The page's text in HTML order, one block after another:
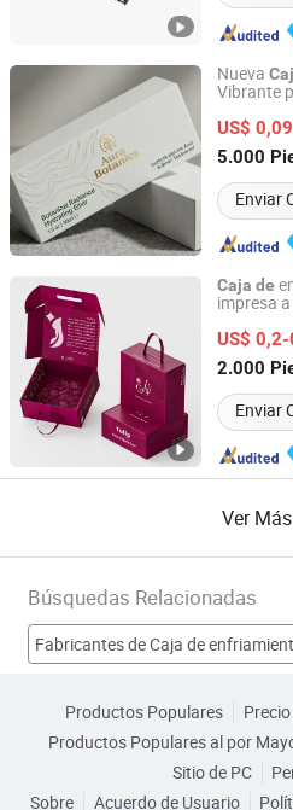
Nueva
Vibrante
US$
5.000
Enviar
Dongguan Weichao Printing
Guangdong, China
Caja de
impresa
empresas
US$
2.000
Enviar
Guangzhou Yison Printing Co.,
Guangdong, China
Ver Más
Búsquedas Relacionadas
Fabricantes de Caja de
Fabricantes de Regalo
Productos Populares
Productos Populares al por
Sitio de PC
Sobre
Acuerdo de Usuario